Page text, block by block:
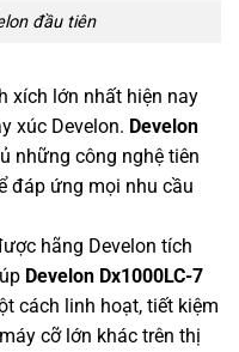
đầu tiên
xích lớn nhất hiện nay
xúc Develon. Develon
những công nghệ tiên
đáp ứng mọi nhu cầu
hãng Develon tích
Develon Dx1000LC-7
cách linh hoạt, tiết kiệm
cỡ lớn khác trên thị